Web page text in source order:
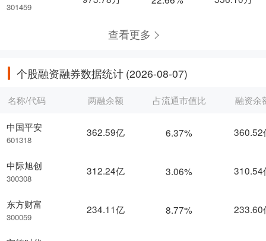
301459
查看更多
个股融资融券数据统计 (2026-08-07)
名称/代码
中国平安
601318
中际旭创
300308
东方财富
300059
两融余额 占流通市值比 融资余
362.59亿 6.37% 360.52
312.24亿 3.06% 310.54
234.11亿 8.77% 233.60